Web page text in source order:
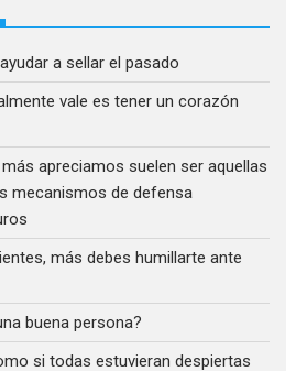
a sellar el pasado
vale es tener un corazón
apreciamos suelen ser aquellas
mecanismos de defensa
más debes humillarte ante
buena persona?
si todas estuvieran despiertas